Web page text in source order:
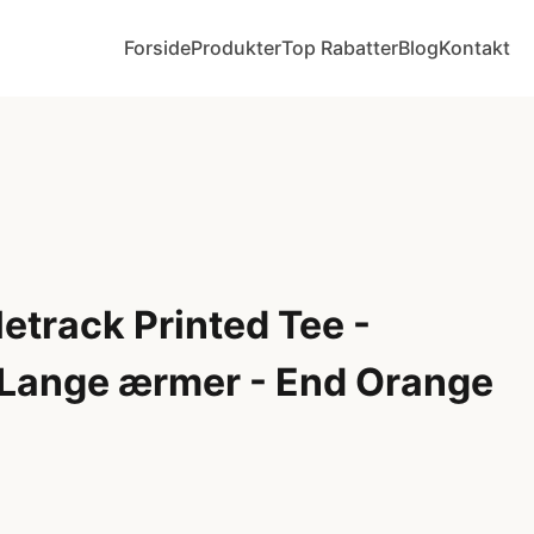
ForsideProdukterTop RabatterBlogKontakt
Printed Tee -
ærmer - End Orange